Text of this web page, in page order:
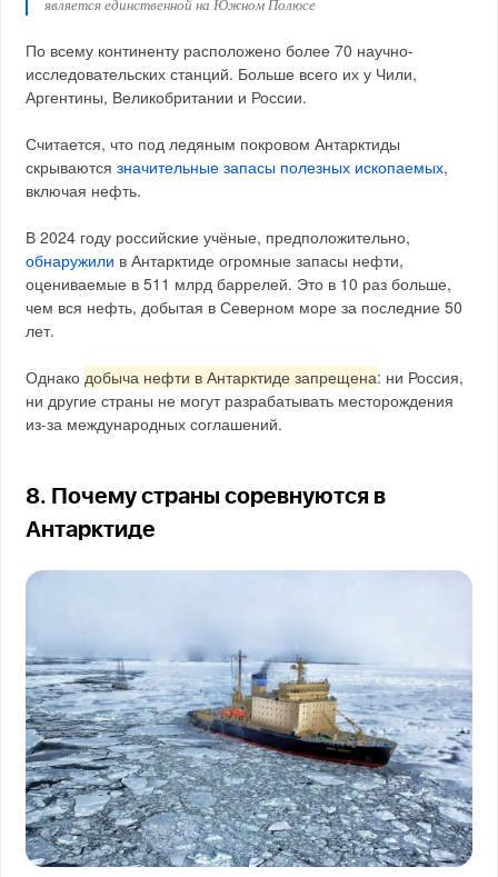
является единственной на Южном Полюсе
По всему континенту расположено более 70 научно-
исследовательских станций. Больше всего их у Чили,
Аргентины, Великобритании и России.
Считается, что под ледяным покровом Антарктиды
скрываютсязначительные запасы полезных ископаемых,
включая нефть.
В 2024 году российские учёные, предположительно,
обнаружили в Антарктиде огромные запасы нефти,
оцениваемые в 511 млрд баррелей. Это в 10 раз больше,
чем вся нефть, добытая в Северном море за последние 50
лет.
Однакодобыча нефти в Антарктиде запрещена: ни Россия,
ни другие страны не могут разрабатывать месторождения
из-за международных соглашений.
8. Почему страны соревнуются в
Антарктиде